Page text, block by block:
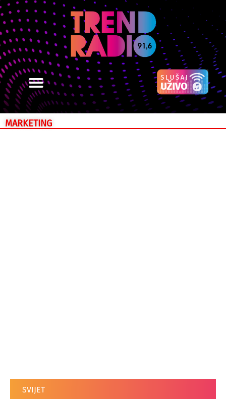
MARKETING
SVIJET